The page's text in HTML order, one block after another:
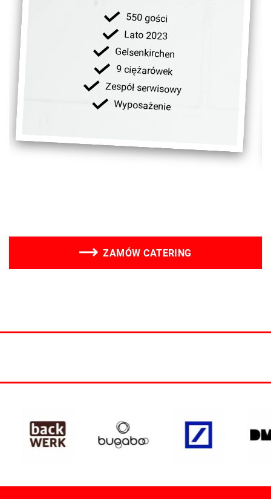
550 gości
Lato 2023
Gelsenkirchen
9 ciężarówek
Zespół serwisowy
Wyposażenie
ZAMÓW CATERING